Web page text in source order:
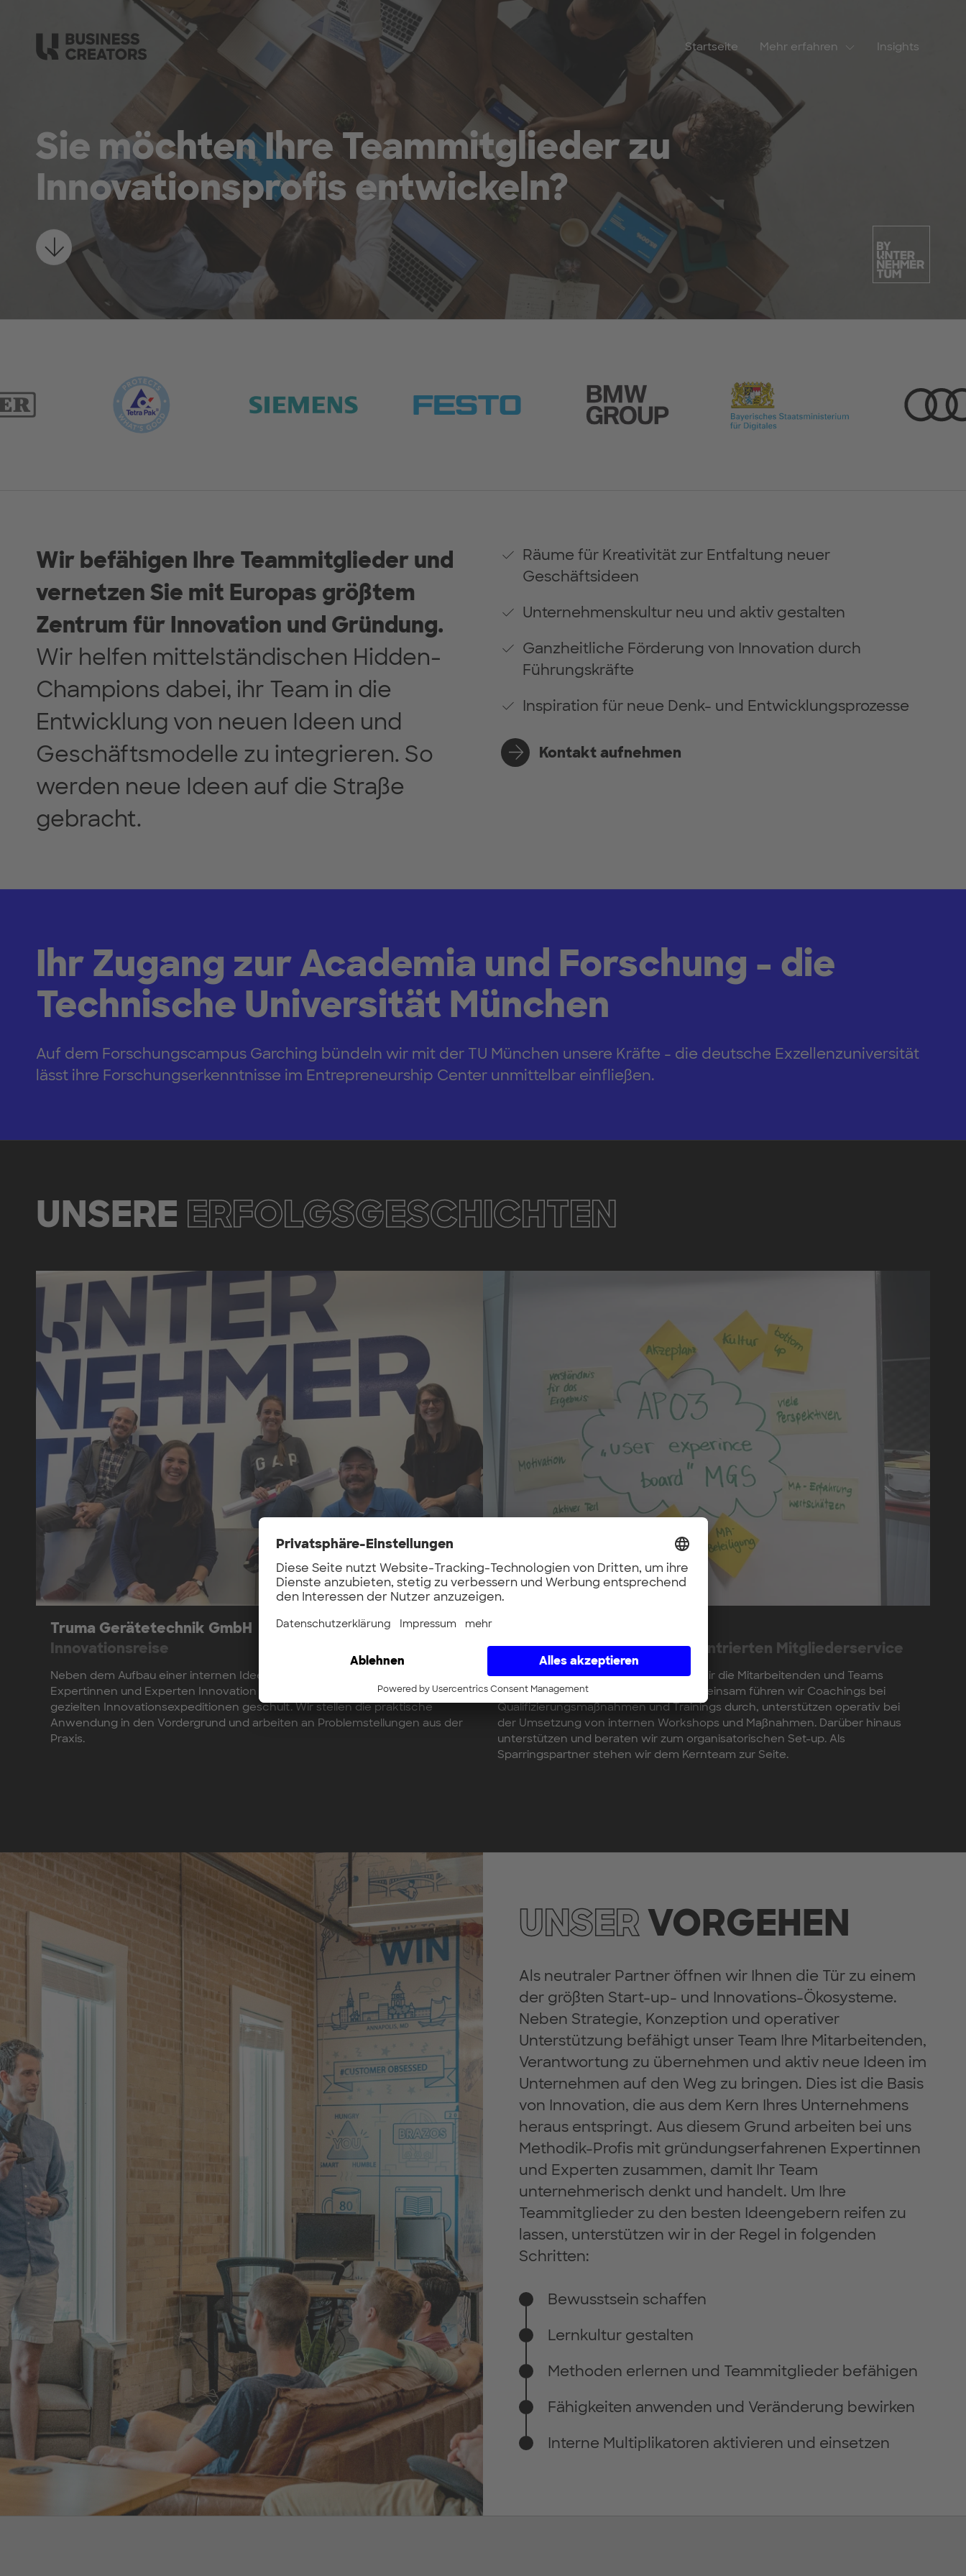
Zum Hauptinhalt springen
Startseite Mehr erfahren Insights
Sie möchten Ihre Teammitglieder zu
Innovationsprofis entwickeln?
Mehr erfahren
Wir befähigen Ihre Teammitglieder und
vernetzen Sie mit Europas größtem
Zentrum für Innovation und Gründung.
Wir helfen mittelständischen Hidden-
Champions dabei, ihr Team in die
Entwicklung von neuen Ideen und
Geschäftsmodelle zu integrieren. So
werden neue Ideen auf die Straße
gebracht.
Räume für Kreativität zur Entfaltung neuer
Geschäftsideen
Unternehmenskultur neu und aktiv gestalten
Ganzheitliche Förderung von Innovation durch
Führungskräfte
Inspiration für neue Denk- und Entwicklungsprozesse
Kontakt aufnehmen
Ihr Zugang zur Academia und Forschung - die
Technische Universität München
Auf dem Forschungscampus Garching bündeln wir mit der TU München unsere Kräfte - die deutsche Exzellenzuniversität
lässt ihre Forschungserkenntnisse im Entrepreneurship Center unmittelbar einfließen.
UNSERE ERFOLGSGESCHICHTEN
Truma Gerätetechnik GmbH
Innovationsreise
Neben dem Aufbau einer internen Ideenschmiede haben unsere
Expertinnen und Experten Innovation und unternehmerisches Handeln in
gezielten Innovationsexpeditionen geschult. Wir stellen die praktische
Anwendung in den Vordergrund und arbeiten an Problemstellungen aus der
Praxis.
Coaching für einen kundenzentrierten Mitgliederservice
Bei unserem Kunden ADAC coachen wir die Mitarbeitenden und Teams
bezüglich Methodik und Mindset. Gemeinsam führen wir Coachings bei
Qualifizierungsmaßnahmen und Trainings durch, unterstützen operativ bei
der Umsetzung von internen Workshops und Maßnahmen. Darüber hinaus
unterstützen und beraten wir zum organisatorischen Set-up. Als
Sparringspartner stehen wir dem Kernteam zur Seite.
UNSERVORGEHEN
Als neutraler Partner öffnen wir Ihnen die Tür zu einem
der größten Start-up- und Innovations-Ökosysteme.
Neben Strategie, Konzeption und operativer
Unterstützung befähigt unser Team Ihre Mitarbeitenden,
Verantwortung zu übernehmen und aktiv neue Ideen im
Unternehmen auf den Weg zu bringen. Dies ist die Basis
von Innovation, die aus dem Kern Ihres Unternehmens
heraus entspringt. Aus diesem Grund arbeiten bei uns
Methodik-Profis mit gründungserfahrenen Expertinnen
und Experten zusammen, damit Ihr Team
unternehmerisch denkt und handelt. Um Ihre
Teammitglieder zu den besten Ideengebern reifen zu
lassen, unterstützen wir in der Regel in folgenden
Schritten:
Bewusstsein schaffen
Lernkultur gestalten
Methoden erlernen und Teammitglieder befähigen
Fähigkeiten anwenden und Veränderung bewirken
Interne Multiplikatoren aktivieren und einsetzen